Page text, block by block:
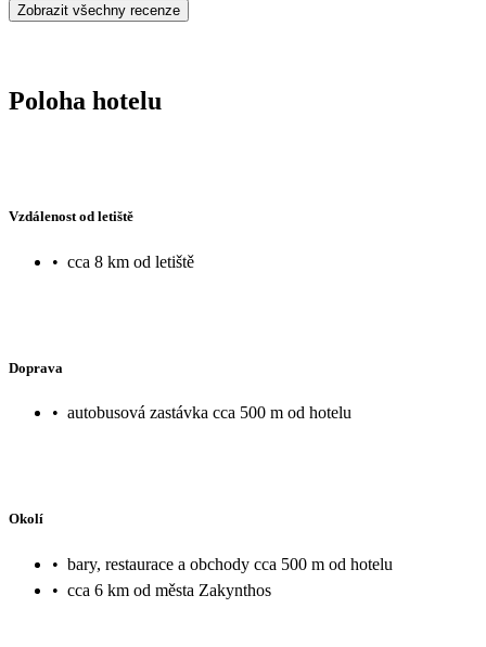
Zobrazit všechny recenze
Poloha hotelu
Vzdálenost od letiště
• cca 8 km od letiště
Doprava
• autobusová zastávka cca 500 m od hotelu
Okolí
• bary, restaurace a obchody cca 500 m od hotelu
• cca 6 km od města Zakynthos